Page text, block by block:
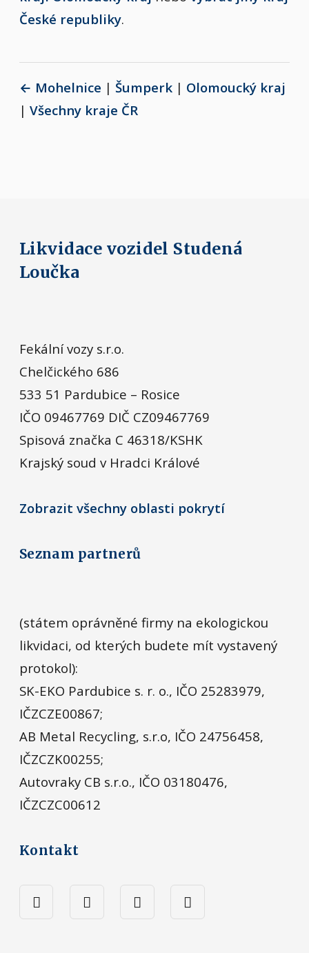
České republiky.
← Mohelnice | Šumperk | Olomoucký kraj
| Všechny kraje ČR
Likvidace vozidel Studená
Loučka
Fekální vozy s.r.o.
Chelčického 686
533 51 Pardubice – Rosice
IČO 09467769 DIČ CZ09467769
Spisová značka C 46318/KSHK
Krajský soud v Hradci Králové
Zobrazit všechny oblasti pokrytí
Seznam partnerů
(státem oprávněné firmy na ekologickou
likvidaci, od kterých budete mít vystavený
protokol):
SK-EKO Pardubice s. r. o., IČO 25283979,
IČZCZE00867;
AB Metal Recycling, s.r.o, IČO 24756458,
IČZCZK00255;
Autovraky CB s.r.o., IČO 03180476,
IČZCZC00612
Kontakt